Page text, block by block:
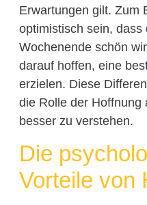
Erwartungen gilt. Zum
optimistisch sein, dass
Wochenende schön
darauf hoffen, eine
erzielen. Diese
die Rolle der Hoffnung
besser zu verstehen.
Die
Vorteile von